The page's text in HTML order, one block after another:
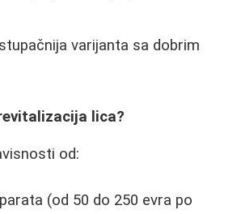
varijanta sa dobrim
lica?
od:
(od 50 do 250 evra po